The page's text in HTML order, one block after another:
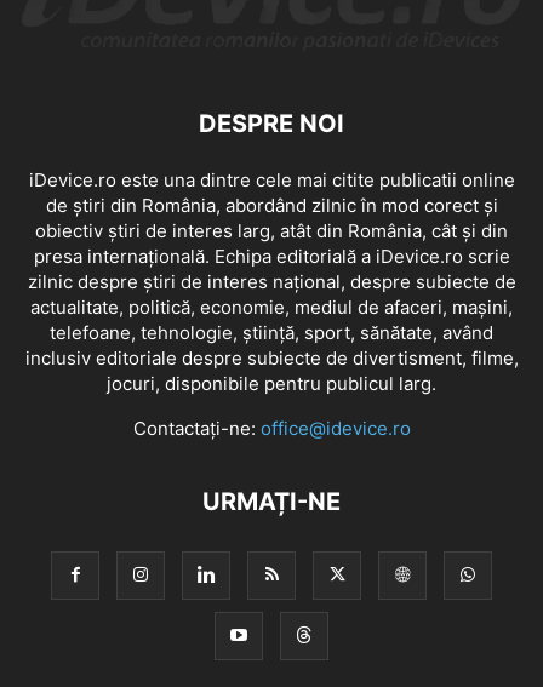
DESPRE NOI
iDevice.ro este una dintre cele mai citite publicatii online
de știri din România, abordând zilnic în mod corect și
obiectiv știri de interes larg, atât din România, cât și din
presa internațională. Echipa editorială a iDevice.ro scrie
zilnic despre știri de interes național, despre subiecte de
actualitate, politică, economie, mediul de afaceri, mașini,
telefoane, tehnologie, știință, sport, sănătate, având
inclusiv editoriale despre subiecte de divertisment, filme,
jocuri, disponibile pentru publicul larg.
Contactați-ne: office@idevice.ro
URMAȚI-NE